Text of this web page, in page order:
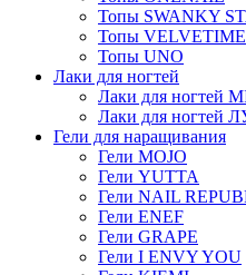
Топы SWANKY
Топы VELVETIME
Топы UNO
Лаки для ногтей
Лаки для ногтей
Лаки для
Гели для наращивания
Гели MOJO
Гели YUTTA
Гели NAIL
Гели ENEF
Гели GRAPE
Гели I ENVY YOU